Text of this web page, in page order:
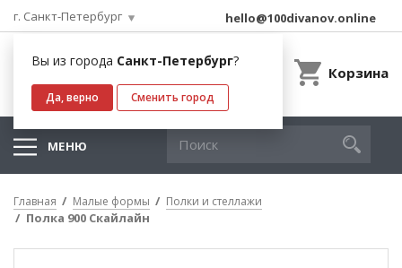
г. Санкт-Петербург
Вы из города Санкт-Петербург?
Да, верно Сменить город
hello@100divanov.online
Корзина
МЕНЮ
Главная Малые формы Полки и стеллажи
Полка 900 Скайлайн